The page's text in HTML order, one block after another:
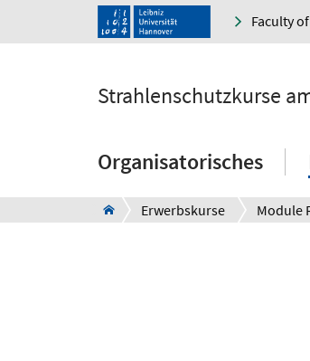
Faculty
Strahlenschutzkurse
Organisatorisches
Erwerbskurse Module